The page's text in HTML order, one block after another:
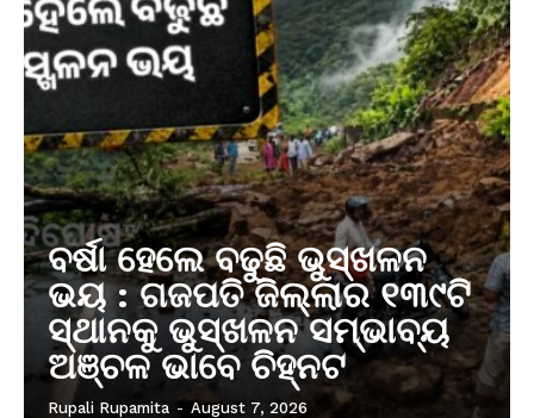
ବର୍ଷା ହେଲେ ବଢୁଛି ଭୁସ୍ଖଳନ
ଭୟ : ଗଜପତି ଜିଲ୍ଲାର ୧୩୯ଟି
ସ୍ଥାନକୁ ଭୁସ୍ଖଳନ ସମ୍ଭାବ୍ୟ
ଅଞ୍ଚଳ ଭାବେ ଚିହ୍ନଟ
Rupali Rupamita - August 7, 2026